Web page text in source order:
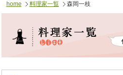
home 料理家一覧 森岡一枝